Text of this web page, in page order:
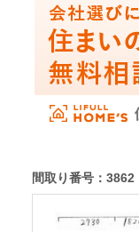
間取り番号：3862